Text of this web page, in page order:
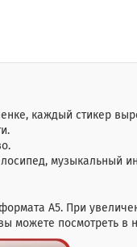
каждый стикер
музыкальный
А5. При
можете посмотреть в